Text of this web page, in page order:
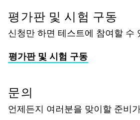
평가판 및 시험 구동
신청만 하면 테스트에 참여할 수
평가판 및 시험 구동
문의
언제든지 여러분을 맞이할 준비